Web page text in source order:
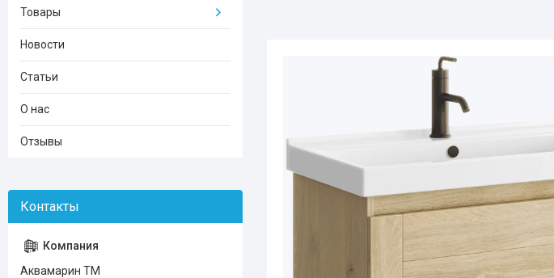
Товары
Новости
Статьи
О нас
Отзывы
Аквамарин ТМ